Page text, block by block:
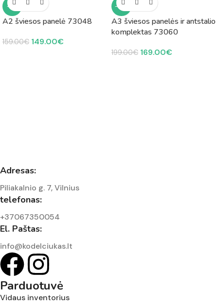
-6%
A2 šviesos panelė 73048
159.00€ 149.00€
-15%
A3 šviesos panelės ir antstalio
komplektas 73060
199.00€ 169.00€
Adresas:
Piliakalnio g. 7, Vilnius
telefonas:
+37067350054
El. Paštas:
info@kodelciukas.lt
Parduotuvė
Vidaus inventorius